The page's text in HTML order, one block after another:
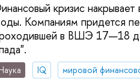
кризис
Компаниям придется
в ВШЭ 17—18
IQ